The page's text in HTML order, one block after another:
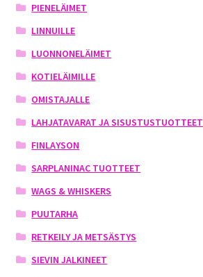
PIENELÄIMET
LINNUILLE
LUONNONELÄIMET
KOTIELÄIMILLE
OMISTAJALLE
LAHJATAVARAT JA SISUSTUSTUOTTEET
FINLAYSON
SARPLANINAC TUOTTEET
WAGS & WHISKERS
PUUTARHA
RETKEILY JA METSÄSTYS
SIEVIN JALKINEET